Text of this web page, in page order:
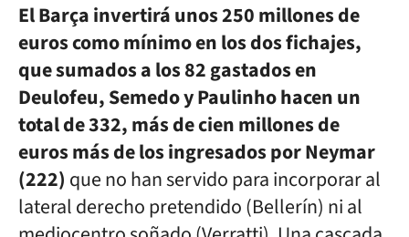
El Barça invertirá unos 250 millones de
euros como mínimo en los dos fichajes,
que sumados a los 82 gastados en
Deulofeu, Semedo y Paulinho hacen un
total de 332, más de cien millones de
euros más de los ingresados por Neymar
(222) que no han servido para incorporar al
lateral derecho pretendido (Bellerín) ni al